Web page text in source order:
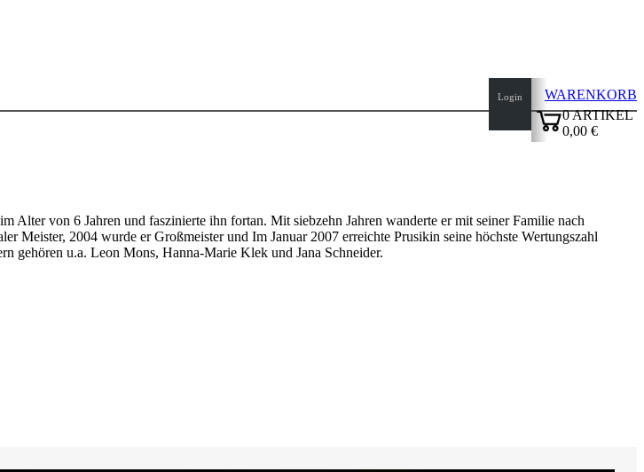
Login
WARENKORB
0ARTIKEL
0,00 €
Alter von 6 Jahren und faszinierte ihn fortan. Mit siebzehn Jahren wanderte er mit seiner Familie nach
Meister, 2004 wurde er Großmeister und Im Januar 2007 erreichte Prusikin seine höchste Wertungszahl
gehören u.a. Leon Mons, Hanna-Marie Klek und Jana Schneider.